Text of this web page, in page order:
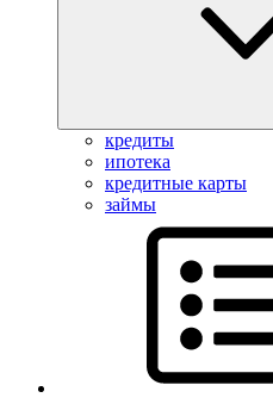
кредиты
ипотека
кредитные карты
займы